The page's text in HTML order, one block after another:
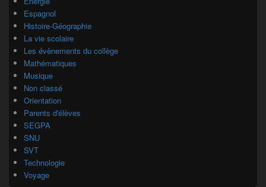
Espagnol
Histoire-Géographie
La vie scolaire
Les évènements du collège
Mathématiques
Musique
Non classé
Orientation
Parents d'élèves
SEGPA
SNU
SVT
Technologie
Voyage